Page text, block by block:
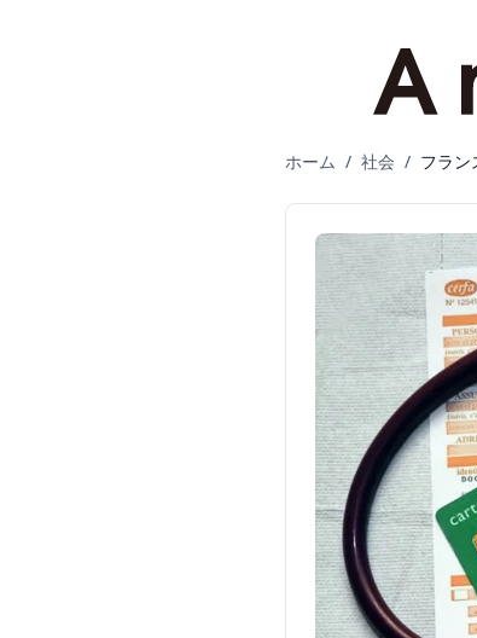
ホーム / 社会 / フラン